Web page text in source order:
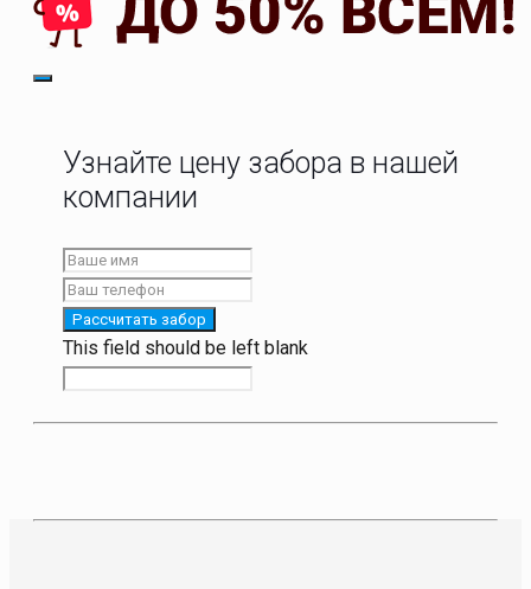
Узнайте цену забора в нашей
компании
Рассчитать забор
This field should be left blank